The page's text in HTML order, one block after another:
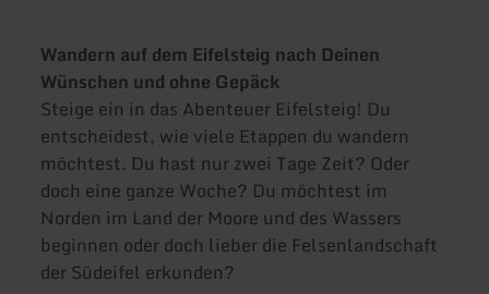
Wandern auf dem Eifelsteig nach Deinen
Wünschen und ohne Gepäck
Steige ein in das Abenteuer Eifelsteig! Du
entscheidest, wie viele Etappen du wandern
möchtest. Du hast nur zwei Tage Zeit? Oder
doch eine ganze Woche? Du möchtest im
Norden im Land der Moore und des Wassers
beginnen oder doch lieber die Felsenlandschaft
der Südeifel erkunden?